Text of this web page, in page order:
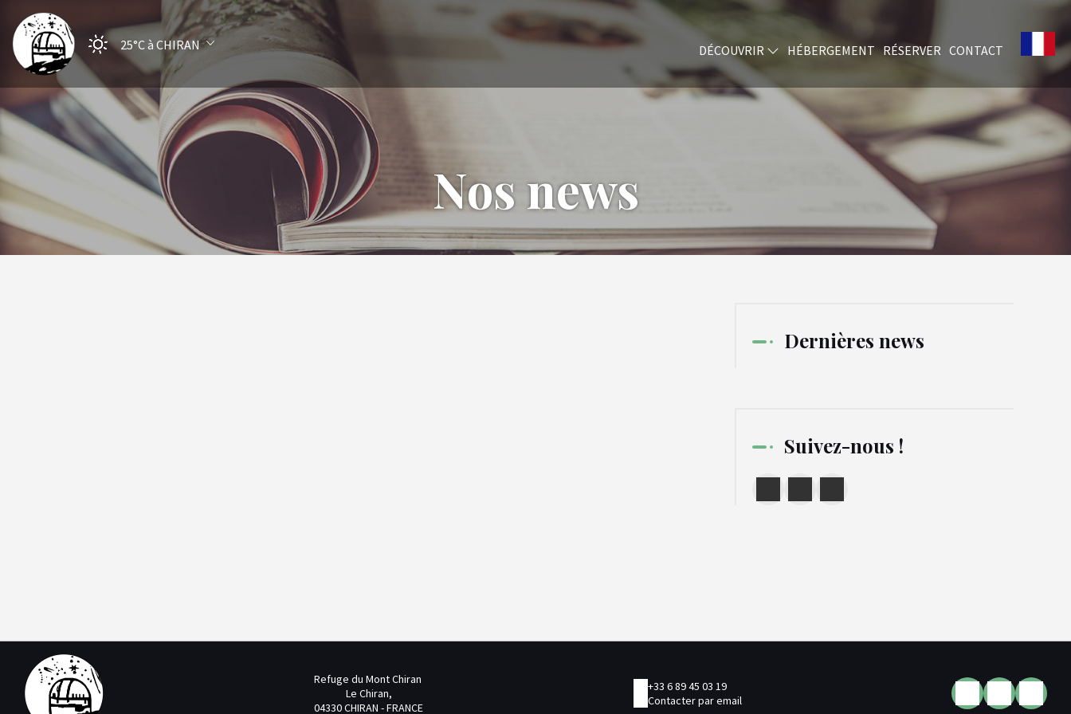
25°Cà CHIRAN DÉCOUVRIR HÉBERGEMENT RÉSERVER CONTACT
Nos news
Dernières news
Suivez-nous !
Refuge du Mont Chiran
Le Chiran,
04330 CHIRAN - FRANCE
+33 6 89 45 03 19
Contacter par email